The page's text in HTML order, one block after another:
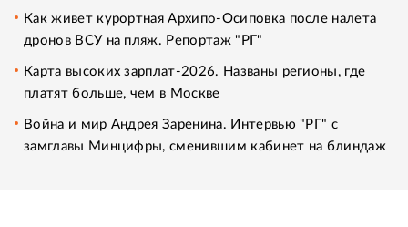
Как живет курортная Архипо-Осиповка после налета
дронов ВСУ на пляж. Репортаж "РГ"
Карта высоких зарплат-2026. Названы регионы, где
платят больше, чем в Москве
Война и мир Андрея Заренина. Интервью "РГ" с
замглавы Минцифры, сменившим кабинет на блиндаж